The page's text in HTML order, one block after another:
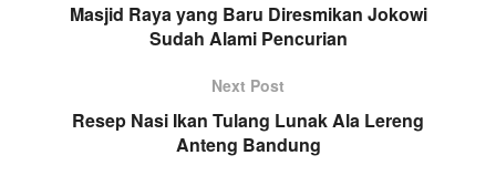
Masjid Raya yang Baru Diresmikan Jokowi
Sudah Alami Pencurian
Next Post
Resep Nasi Ikan Tulang Lunak Ala Lereng
Anteng Bandung